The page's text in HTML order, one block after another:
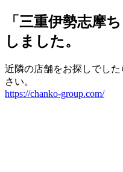
「三重伊勢志摩
しました。
近隣の店舗をお探しでし
さい。
https://chanko-group.com/